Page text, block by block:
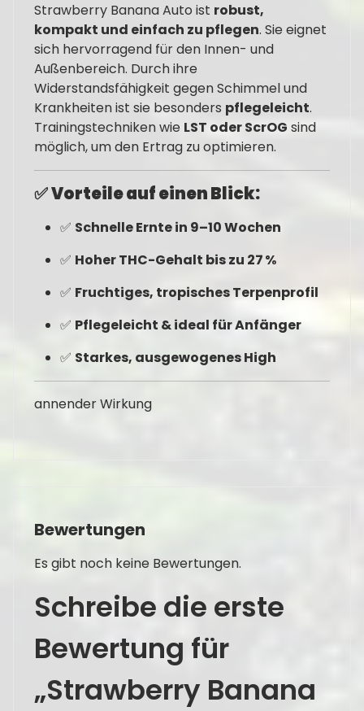
Strawberry Banana Auto ist robust,
kompakt und einfach zu pflegen. Sie eignet
sich hervorragend für den Innen- und
Außenbereich. Durch ihre
Widerstandsfähigkeit gegen Schimmel und
Krankheiten ist sie besonders pflegeleicht.
Trainingstechniken wie LST oder ScrOG sind
möglich, um den Ertrag zu optimieren.
✅Vorteile auf einen Blick:
✅ Schnelle Ernte in 9–10 Wochen
✅ Hoher THC-Gehalt bis zu 27 %
✅ Fruchtiges, tropisches Terpenprofil
✅ Pflegeleicht & ideal für Anfänger
✅ Starkes, ausgewogenes High
annender Wirkung
Bewertungen
Es gibt noch keine Bewertungen.
Schreibe die erste
Bewertung für
„Strawberry Banana